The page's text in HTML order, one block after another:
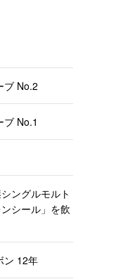
ブ No.2
ブ No.1
ングルモルト
シール」を飲
ン 12年